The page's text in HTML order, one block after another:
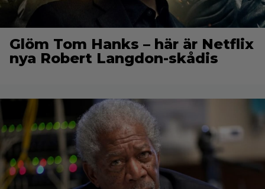
Glöm Tom Hanks – här är Netflix
nya Robert Langdon-skådis